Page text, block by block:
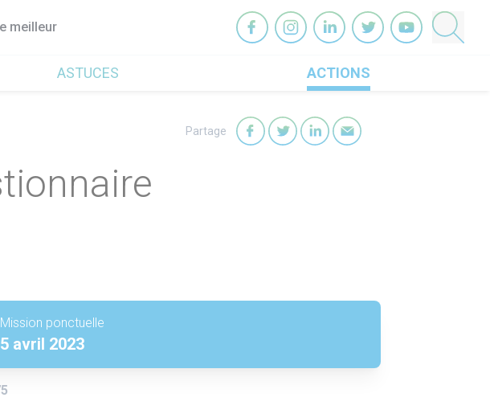
meilleur
ASTUCES ACTIONS
Partage
Mission ponctuelle
5 avril 2023